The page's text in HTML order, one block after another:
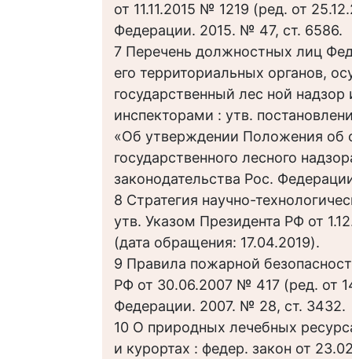
от 11.11.2015 № 1219 (ред. от
Федерации. 2015. № 47, ст. 6586.
7 Перечень должностных лиц
его территориальных органов,
государственный лес ной
инспекторами : утв.
«Об утверждении Положения об
государственного лесного
законодательства Рос.
8 Стратегия научно-
утв. Указом Президента РФ от
(дата обращения: 17.04.2019).
9 Правила пожарной
РФ от 30.06.2007 № 417 (ред. от
Федерации. 2007. № 28, ст. 3432.
10 О природных лечебных
и курортах : федер. закон от